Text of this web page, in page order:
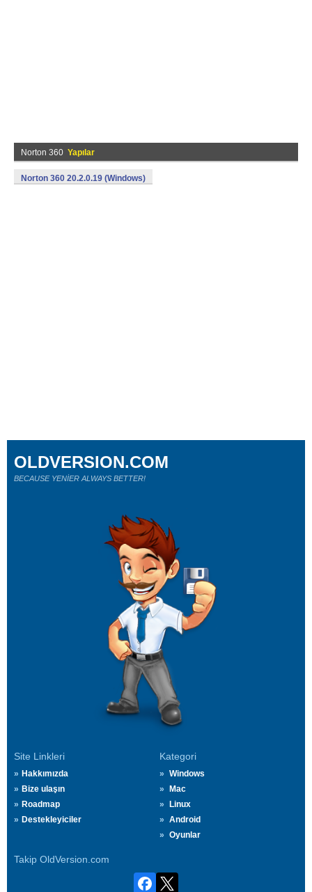
Norton 360 Yapılar
Norton 360 20.2.0.19 (Windows)
Site Linkleri
Hakkımızda
Bize ulaşın
Roadmap
Destekleyiciler
Kategori
Windows
Mac
Linux
Android
Oyunlar
Takip OldVersion.com
OLDVERSION.COM
BECAUSE YENİER ALWAYS BETTER!